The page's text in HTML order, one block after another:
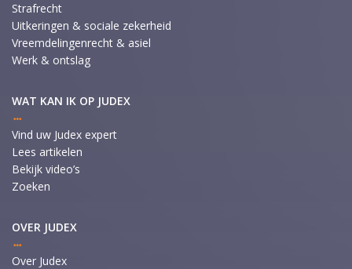
Strafrecht
Uitkeringen & sociale zekerheid
Vreemdelingenrecht & asiel
Werk & ontslag
WAT KAN IK OP JUDEX
Vind uw Judex expert
Lees artikelen
Bekijk video’s
Zoeken
OVER JUDEX
Over Judex